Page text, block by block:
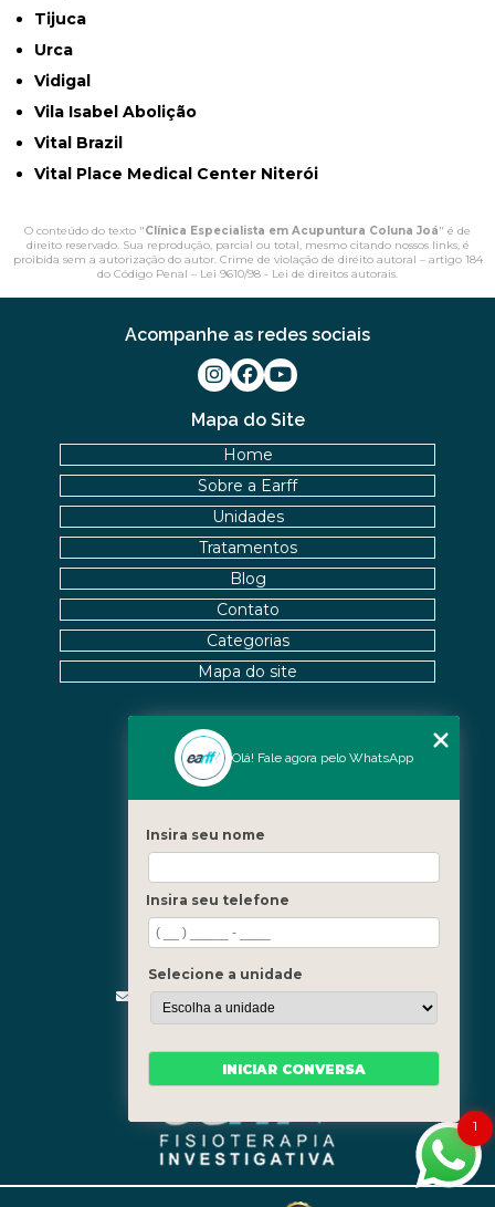
Tijuca
Urca
Vidigal
Vila Isabel Abolição
Vital Brazil
Vital Place Medical Center Niterói
O conteúdo do texto "Clínica Especialista em Acupuntura Coluna Joá" é de
direito reservado. Sua reprodução, parcial ou total, mesmo citando nossos links, é
proibida sem a autorização do autor. Crime de violação de direito autoral – artigo 184
do Código Penal – Lei 9610/98 - Lei de direitos autorais.
Fale Conosco
(21) 3619-5657
(21) 99390-3850
contato@fisioterapiainvestigativa.com
Segunda a sexta, das 7h às 21h
Nossas Unidades
Barra - Rio de Janeiro
Mapa do Site
Home
Sobre a Earff
Unidades
Tratamentos
Blog
Contato
Categorias
Mapa do site
Acompanhe as redes sociais
1
Olá! Fale agora pelo WhatsApp
Insira seu nome
Insira seu telefone
Selecione a unidade
INICIAR CONVERSA